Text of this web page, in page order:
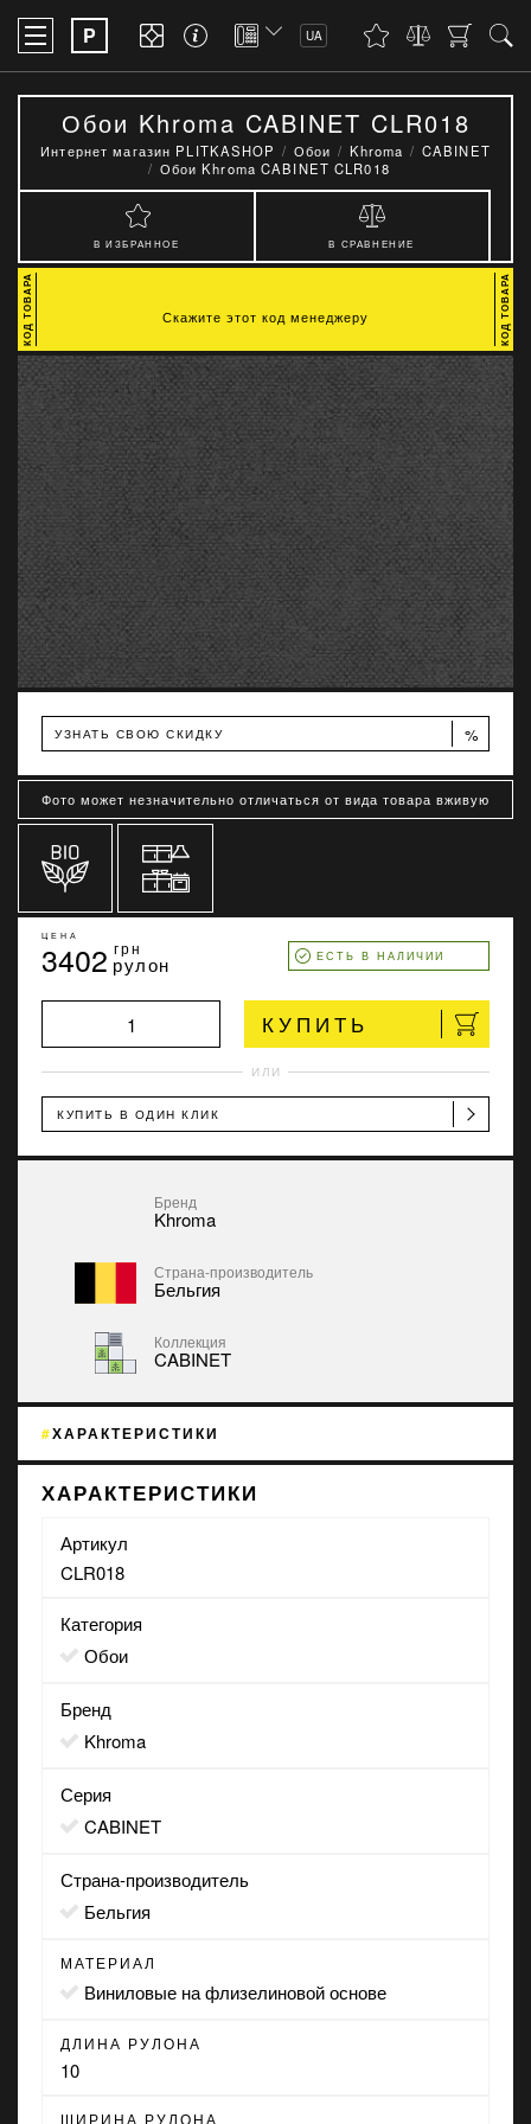
P UA
Обои Khroma CABINET CLR018
Интернет магазин PLITKASHOP Обои Khroma
CABINET
Обои Khroma CABINET CLR018
В ИЗБРАННОЕ В СРАВНЕНИЕ
УЗНАТЬ СВОЮ СКИДКУ %
Фото может незначительно отличаться от вида товара вживую
ЦЕНА
3402 грн
рулон ЕСТЬ В НАЛИЧИИ
КУПИТЬ
ИЛИ
КУПИТЬ В ОДИН КЛИК
Бренд
Khroma
Страна-производитель
Бельгия
Коллекция
CABINET
ХАРАКТЕРИСТИКИ
ХАРАКТЕРИСТИКИ
Артикул
CLR018
Категория
Обои
Бренд
Khroma
Серия
CABINET
Страна-производитель
Бельгия
МАТЕРИАЛ
виниловые на флизелиновой основе
ДЛИНА РУЛОНА
10
ШИРИНА РУЛОНА
Скажите этот код менеджеру